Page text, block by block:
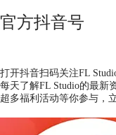
官方抖音号
打开抖音扫码关注FL
每天了解FL Studio的最新
超多福利活动等你参与，